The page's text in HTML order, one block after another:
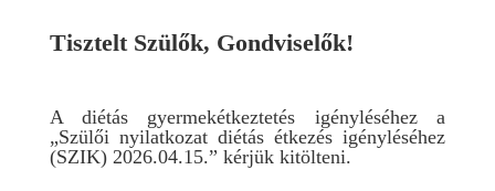
Tisztelt Szülők, Gondviselők!
A diétás gyermekétkeztetés igényléséhez a
„Szülői nyilatkozat diétás étkezés igényléséhez
(SZIK) 2026.04.15.” kérjük kitölteni.